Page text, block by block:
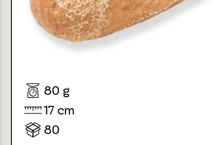
80 g
17 cm
80